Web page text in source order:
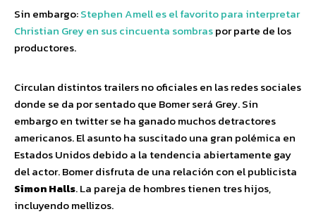
Sin embargo:Stephen Amell es el favorito para interpretar
Christian Grey en sus cincuenta sombraspor parte de los
productores.
Circulan distintos trailers no oficiales en las redes sociales
donde se da por sentado que Bomer será Grey. Sin
embargo en twitter se ha ganado muchos detractores
americanos. El asunto ha suscitado una gran polémica en
Estados Unidos debido a la tendencia abiertamente gay
del actor. Bomer disfruta de una relación con el publicista
Simon Halls. La pareja de hombres tienen tres hijos,
incluyendo mellizos.